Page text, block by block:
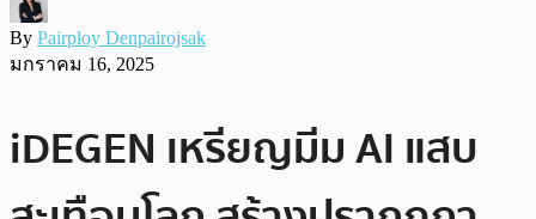
By Pairploy Denpairojsak
มกราคม 16, 2025
iDEGEN เหรียญมีม AI แสบ